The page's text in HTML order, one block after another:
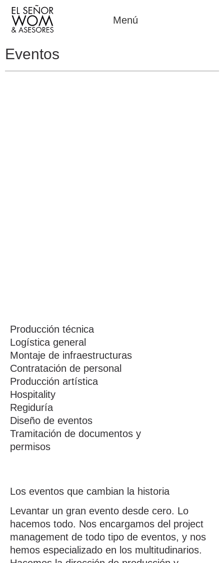
Menú
Eventos
Producción técnica
Logística general
Montaje de infraestructuras
Contratación de personal
Producción artística
Hospitality
Regiduría
Diseño de eventos
Tramitación de documentos y
permisos
Los eventos que cambian la historia
Levantar un gran evento desde cero. Lo
hacemos todo. Nos encargamos del project
management de todo tipo de eventos, y nos
hemos especializado en los multitudinarios.